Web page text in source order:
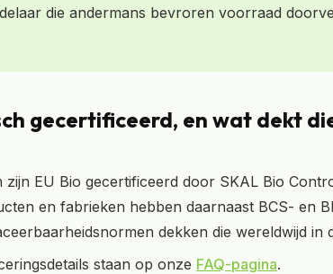
die andermans bevroren voorraad
gecertificeerd, en wat dekt
EU Bio gecertificeerd door SKAL Bio
en fabrieken hebben daarnaast BCS- en
dekken die wereldwijd in
staan op onze FAQ-pagina.